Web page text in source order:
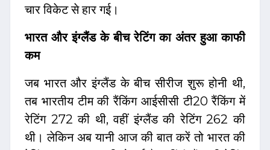
चार विकेट से हार गई।
भारत और इंग्लैंड के बीच रेटिंग का अंतर हुआ काफी
कम
जब भारत और इंग्लैंड के बीच सीरीज शुरू होनी थी,
तब भारतीय टीम की रैंकिंग आईसीसी टी20 रैंकिंग में
रेटिंग 272 की थी, वहीं इंग्लैंड की रेटिंग 262 की
थी। लेकिन अब यानी आज की बात करें तो भारत की